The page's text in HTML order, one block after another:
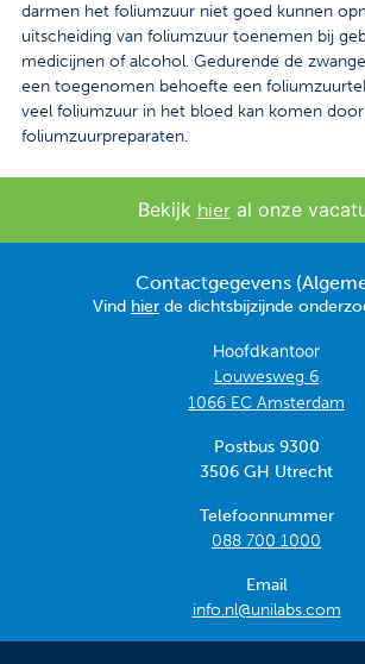
darmen het foliumzuur niet goed kunnen
uitscheiding van foliumzuur toenemen bij
medicijnen of alcohol. Gedurende de
een toegenomen behoefte een
veel foliumzuur in het bloed kan komen
foliumzuurpreparaten.
Bekijk hieral onze
Contactgegevens
Vind hier de dichtsbijzijnde
Hoofdkantoor
Louwesweg 6
1066 EC Amsterdam
Postbus 9300
3506 GH Utrecht
Telefoonnummer
088 700 1000
Email
info.nl@unilabs.com